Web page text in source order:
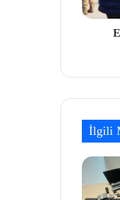
İlgili